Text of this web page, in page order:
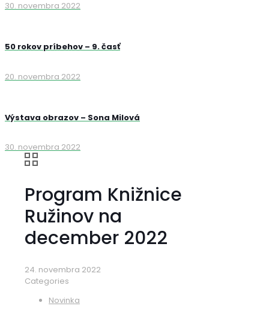
30. novembra 2022
50 rokov príbehov – 9. časť
20. novembra 2022
Výstava obrazov – Sona Milová
30. novembra 2022
Program Knižnice
Ružinov na
december 2022
24. novembra 2022
Categories
Novinka